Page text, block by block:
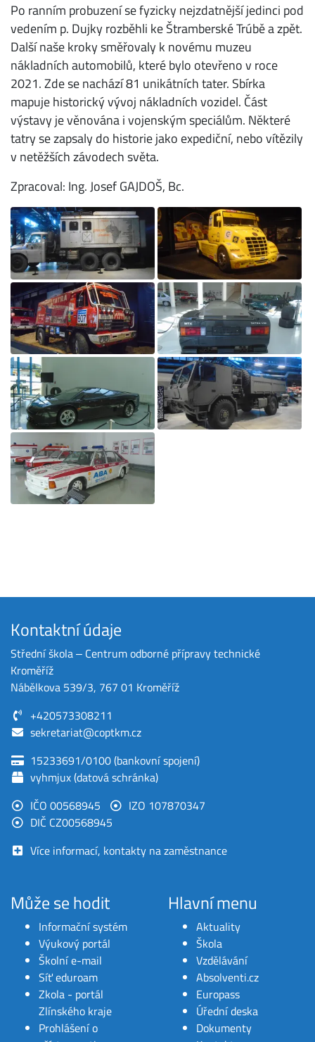
Po ranním probuzení se fyzicky nejzdatnější jedinci pod
vedením p. Dujky rozběhli ke Štramberské Trúbě a zpět.
Další naše kroky směřovaly k novému muzeu
nákladních automobilů, které bylo otevřeno v roce
2021. Zde se nachází 81 unikátních tater. Sbírka
mapuje historický vývoj nákladních vozidel. Část
výstavy je věnována i vojenským speciálům. Některé
tatry se zapsaly do historie jako expediční, nebo vítězily
v netěžších závodech světa.
Zpracoval: Ing. Josef GAJDOŠ, Bc.
Kontaktní údaje
Střední škola ‒ Centrum odborné přípravy technické
Kroměříž
Nábělkova 539/3, 767 01 Kroměříž
+420573308211
sekretariat@coptkm.cz
15233691/0100 (bankovní spojení)
vyhmjux (datová schránka)
IČO 00568945
IZO 107870347
DIČ CZ00568945
Více informací, kontakty na zaměstnance
Může se hodit
Informační systém
Výukový portál
Školní e-mail
Síť eduroam
Zkola - portál
Zlínského kraje
Prohlášení o
Hlavní menu
Aktuality
Škola
Vzdělávání
Absolventi.cz
Europass
Úřední deska
Dokumenty